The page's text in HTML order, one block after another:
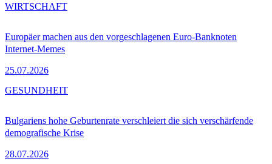
Europäer machen aus den vorgeschlagenen Euro-Banknoten
Internet-Memes
25.07.2026
WIRTSCHAFT
Bulgariens hohe Geburtenrate verschleiert die sich verschärfende
demografische Krise
28.07.2026
GESUNDHEIT